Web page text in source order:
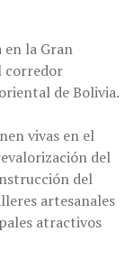
en la Gran
corredor
de Bolivia.
vivas en el
del
del
artesanales
atractivos